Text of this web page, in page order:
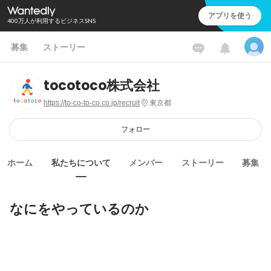
400万人が利用するビジネスSNS アプリを使う
募集 ストーリー
tocotoco株式会社
https://to-co-to-co.co.jp/recruit 東京都
フォロー
ホーム 私たちについて メンバー ストーリー 募集
なにをやっているのか